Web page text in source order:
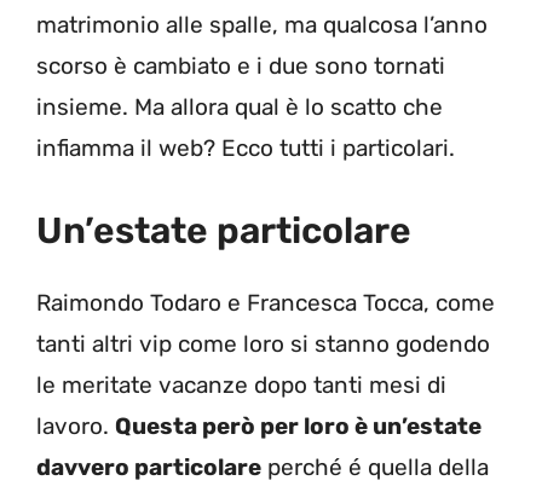
matrimonio alle spalle, ma qualcosa l’anno
scorso è cambiato e i due sono tornati
insieme. Ma allora qual è lo scatto che
infiamma il web? Ecco tutti i particolari.
Un’estate particolare
Raimondo Todaro e Francesca Tocca, come
tanti altri vip come loro si stanno godendo
le meritate vacanze dopo tanti mesi di
lavoro. Questa però per loro è un’estate
davvero particolare perché é quella della